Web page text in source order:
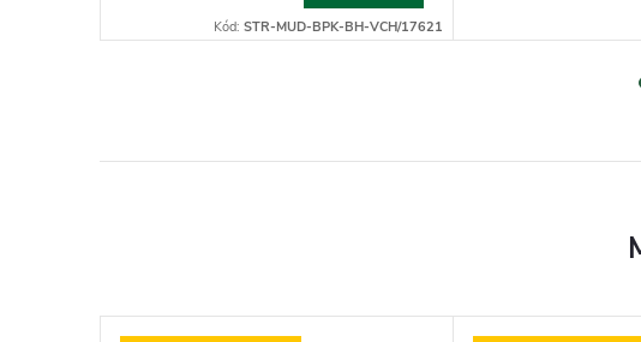
Kód: STR-MUD-BPK-BH-VCH/17621